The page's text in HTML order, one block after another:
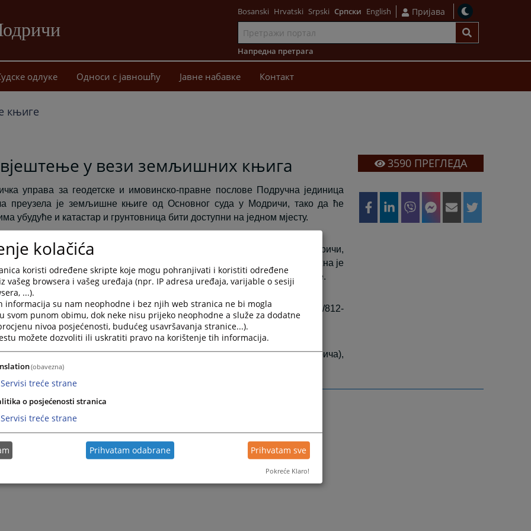
садржај
Bosanski Hrvatski Srpski Српски English Пријава
Напредна претрага
одлуке Односи с јавношћу Јавне набавке Контакт
књиге
у вези земљишних књига
управа за геодетске и имовинско-правне послове Подручна јединица
преузела је земљишне књиге од Основног суда у Модричи, тако да ће
убудуће и катастар и грунтовница бити доступни на једном мјесту.
наведеном земљишне књиге се више не воде у Основном суду у Модричи,
није надлежан да поступа по њима, за поступање по истима надлежна је
управа за геодетске и имовинско-правне послове Републике Српске.
општине Модрича надлежна је ПЈ Модрича, број телефона: 053/812-
општине Вукосавље надлежна је ПК Вукосавље (при ПЈ Модрича),
053/812-470.
3590 ПРЕГЛЕДА
kolačića
koristi određene skripte koje mogu pohranjivati i koristiti određene
vašeg browsera i vašeg uređaja (npr. IP adresa uređaja, varijable o sesiji
...).
informacija su nam neophodne i bez njih web stranica ne bi mogla
svom punom obimu, dok neke nisu prijeko neophodne a služe za dodatne
nivoa posjećenosti, budućeg usavršavanja stranice...).
možete dozvoliti ili uskratiti pravo na korištenje tih informacija.
(obavezna)
Servisi treće strane
o posjećenosti stranica
Servisi treće strane
Prihvatam odabrane Prihvatam sve
Pokreće Klaro!